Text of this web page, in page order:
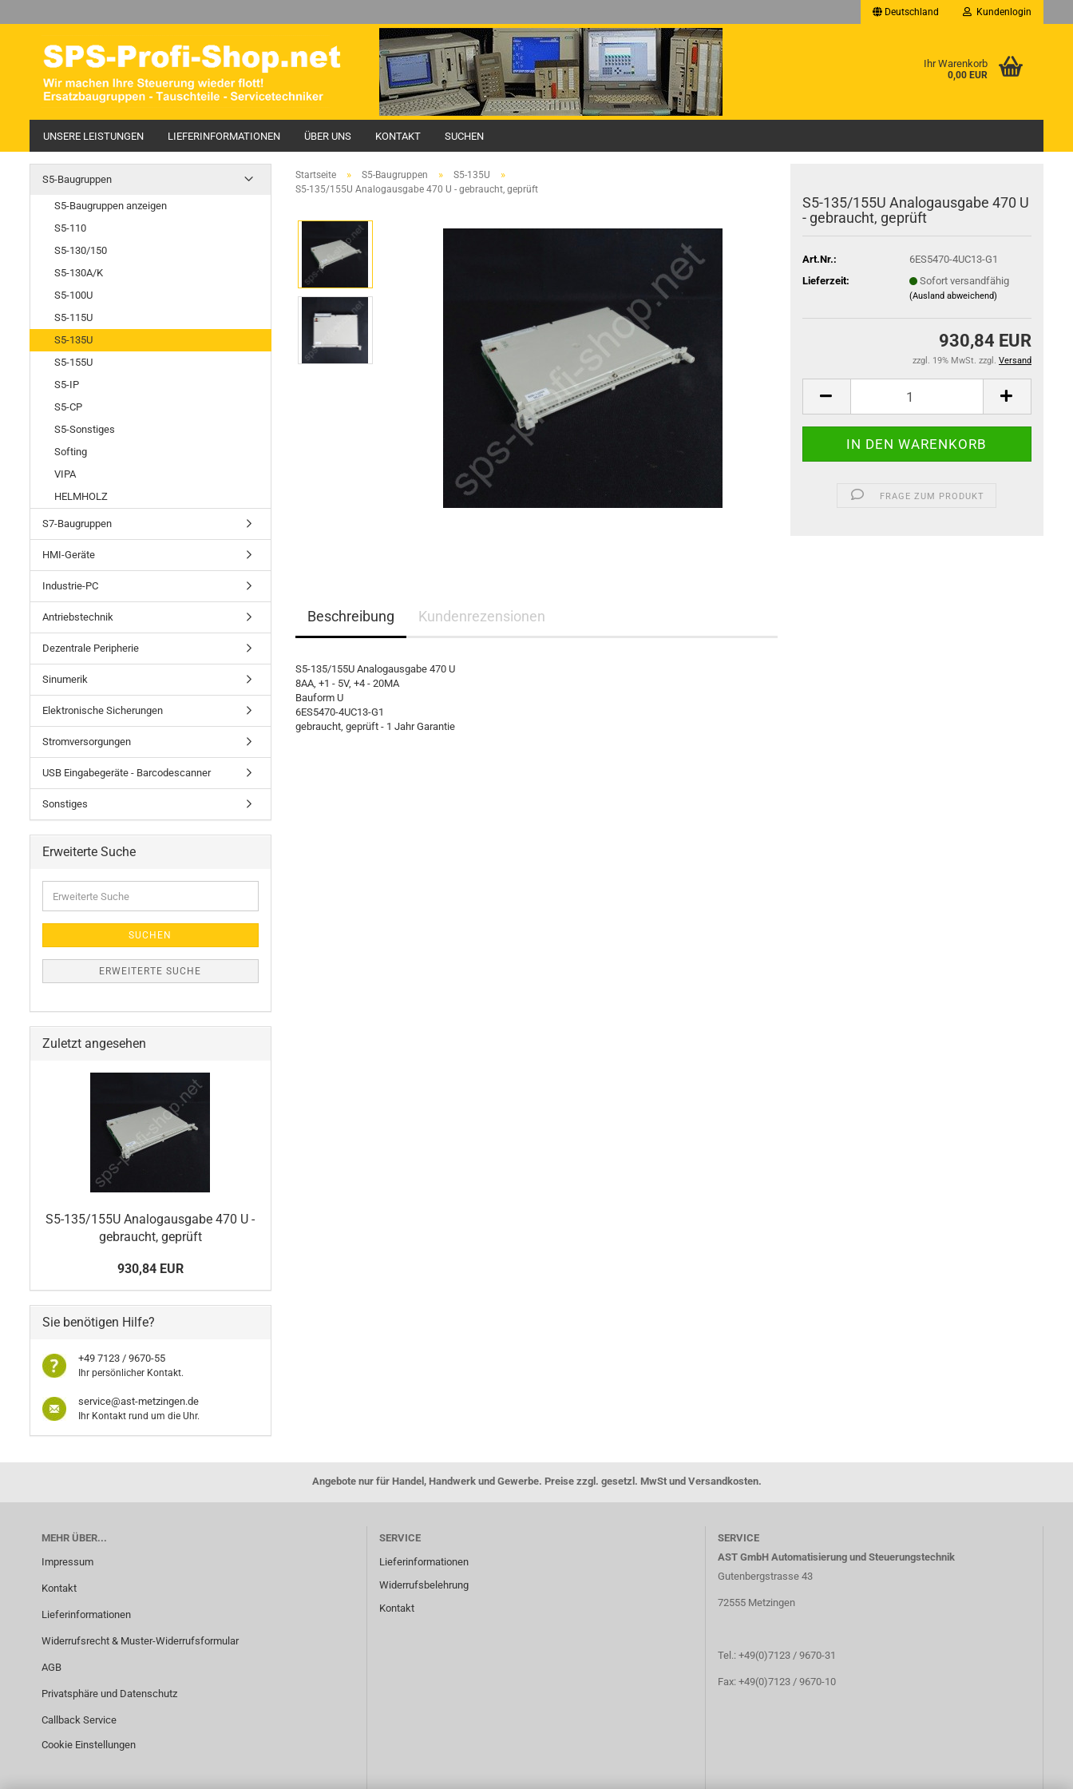
Deutschland Kundenlogin
Ihr Warenkorb
0,00 EUR
UNSERE LEISTUNGEN LIEFERINFORMATIONEN ÜBER UNS KONTAKT SUCHEN
Startseite » S5-Baugruppen » S5-135U »
S5-135/155U Analogausgabe 470 U - gebraucht, geprüft
S5-135/155U Analogausgabe 470 U
- gebraucht, geprüft
Art.Nr.:
6ES5470-4UC13-G1
Lieferzeit:
Sofort versandfähig
(Ausland abweichend)
930,84 EUR
zzgl. 19% MwSt. zzgl. Versand
FRAGE ZUM PRODUKT
Beschreibung Kundenrezensionen
S5-135/155U Analogausgabe 470 U
8AA, +1 - 5V, +4 - 20MA
Bauform U
6ES5470-4UC13-G1
gebraucht, geprüft - 1 Jahr Garantie
S5-Baugruppen
S5-Baugruppen anzeigen
S5-110
S5-130/150
S5-130A/K
S5-100U
S5-115U
S5-135U
S5-155U
S5-IP
S5-CP
S5-Sonstiges
Softing
VIPA
HELMHOLZ
S7-Baugruppen
HMI-Geräte
Industrie-PC
Antriebstechnik
Dezentrale Peripherie
Sinumerik
Elektronische Sicherungen
Stromversorgungen
USB Eingabegeräte - Barcodescanner
Sonstiges
Erweiterte Suche
Suche
SUCHEN
ERWEITERTE SUCHE
Zuletzt angesehen
S5-135/155U Analogausgabe 470 U -
gebraucht, geprüft
930,84 EUR
Sie benötigen Hilfe?
+49 7123 / 9670-55
Ihr persönlicher Kontakt.
service@ast-metzingen.de
Ihr Kontakt rund um die Uhr.
Angebote nur für Handel, Handwerk und Gewerbe. Preise zzgl. gesetzl. MwSt und Versandkosten.
MEHR ÜBER...
Impressum
Kontakt
Lieferinformationen
Widerrufsrecht & Muster-Widerrufsformular
AGB
Privatsphäre und Datenschutz
Callback Service
Cookie Einstellungen
SERVICE
Lieferinformationen
Widerrufsbelehrung
Kontakt
SERVICE
AST GmbH Automatisierung und Steuerungstechnik
Gutenbergstrasse 43
72555 Metzingen
Tel.: +49(0)7123 / 9670-31
Fax: +49(0)7123 / 9670-10